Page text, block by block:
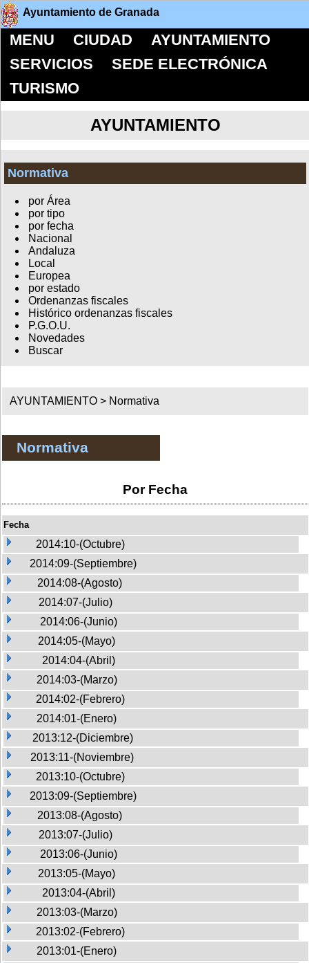
Ayuntamiento de Granada
MENU CIUDAD
AYUNTAMIENTO
SERVICIOS
SEDE ELECTRÓNICA
TURISMO
AYUNTAMIENTO
Normativa
por Área
por tipo
por fecha
Nacional
Andaluza
Local
Europea
por estado
Ordenanzas fiscales
Histórico ordenanzas fiscales
P.G.O.U.
Novedades
Buscar
AYUNTAMIENTO > Normativa
Normativa
Por Fecha
Fecha
2014:10-(Octubre)
2014:09-(Septiembre)
2014:08-(Agosto)
2014:07-(Julio)
2014:06-(Junio)
2014:05-(Mayo)
2014:04-(Abril)
2014:03-(Marzo)
2014:02-(Febrero)
2014:01-(Enero)
2013:12-(Diciembre)
2013:11-(Noviembre)
2013:10-(Octubre)
2013:09-(Septiembre)
2013:08-(Agosto)
2013:07-(Julio)
2013:06-(Junio)
2013:05-(Mayo)
2013:04-(Abril)
2013:03-(Marzo)
2013:02-(Febrero)
2013:01-(Enero)